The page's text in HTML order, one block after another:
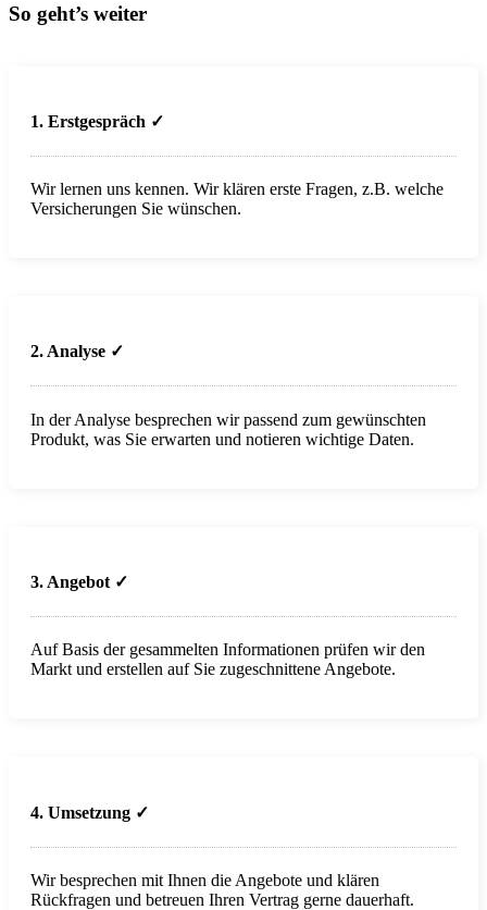
So geht’s weiter
1. Erstgespräch ✓
Wir lernen uns kennen. Wir klären erste Fragen, z.B. welche
Versicherungen Sie wünschen.
2. Analyse ✓
In der Analyse besprechen wir passend zum gewünschten
Produkt, was Sie erwarten und notieren wichtige Daten.
3. Angebot ✓
Auf Basis der gesammelten Informationen prüfen wir den
Markt und erstellen auf Sie zugeschnittene Angebote.
4. Umsetzung ✓
Wir besprechen mit Ihnen die Angebote und klären
Rückfragen und betreuen Ihren Vertrag gerne dauerhaft.